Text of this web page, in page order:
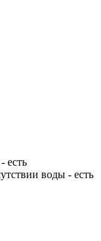
есть
воды - есть